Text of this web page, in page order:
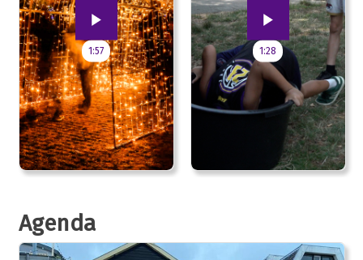
1:57 1:28
Agenda